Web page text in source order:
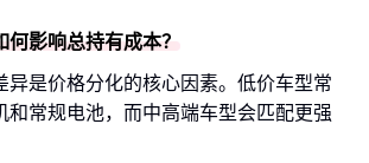
影响总持有成本？
异是价格分化的核心因素。低价车型常
和常规电池，而中高端车型会匹配更强